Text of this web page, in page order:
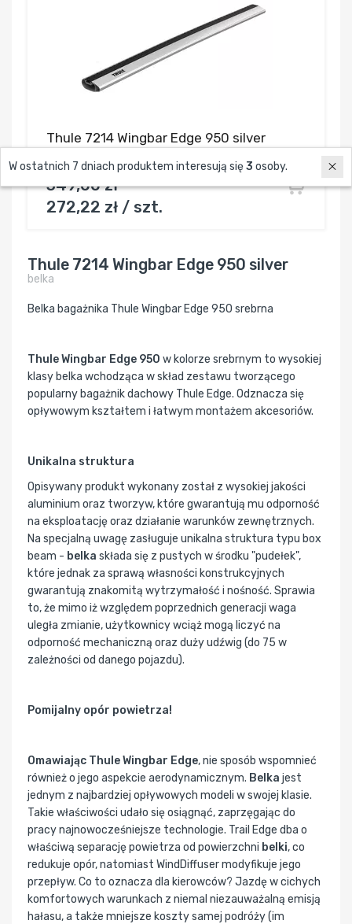
Thule 7214 Wingbar Edge 950 silver
349,00 zł
272,22 zł / szt.
Thule 7214 Wingbar Edge 950 silver
belka
Belka bagażnika Thule Wingbar Edge 950 srebrna
Thule Wingbar Edge 950 w kolorze srebrnym to wysokiej
klasy belka wchodząca w skład zestawu tworzącego
popularny bagażnik dachowy Thule Edge. Odznacza się
opływowym kształtem i łatwym montażem akcesoriów.
Unikalna struktura
Opisywany produkt wykonany został z wysokiej jakości
aluminium oraz tworzyw, które gwarantują mu odporność
na eksploatację oraz działanie warunków zewnętrznych.
Na specjalną uwagę zasługuje unikalna struktura typu box
beam - belka składa się z pustych w środku "pudełek",
które jednak za sprawą własności konstrukcyjnych
gwarantują znakomitą wytrzymałość i nośność. Sprawia
to, że mimo iż względem poprzednich generacji waga
uległa zmianie, użytkownicy wciąż mogą liczyć na
odporność mechaniczną oraz duży udźwig (do 75 w
zależności od danego pojazdu).
Pomijalny opór powietrza!
Omawiając Thule Wingbar Edge, nie sposób wspomnieć
również o jego aspekcie aerodynamicznym. Belka jest
jednym z najbardziej opływowych modeli w swojej klasie.
Takie właściwości udało się osiągnąć, zaprzęgając do
pracy najnowocześniejsze technologie. Trail Edge dba o
właściwą separację powietrza od powierzchni belki, co
redukuje opór, natomiast WindDiffuser modyfikuje jego
przepływ. Co to oznacza dla kierowców? Jazdę w cichych
komfortowych warunkach z niemal niezauważalną emisją
hałasu, a także mniejsze koszty samej podróży (im
W ostatnich 7 dniach produktem interesują się3 osoby.